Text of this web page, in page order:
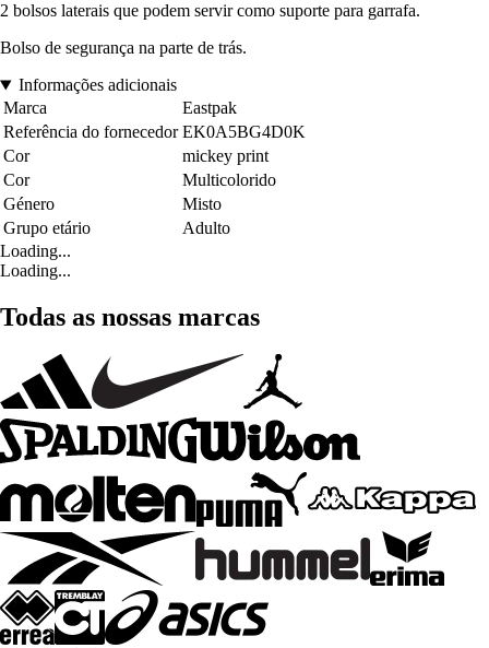
2 bolsos laterais que podem servir como suporte para garrafa.
Bolso de segurança na parte de trás.
Informações adicionais
Marca
Eastpak
Referência do fornecedor EK0A5BG4D0K
Cor
mickey print
Cor
Multicolorido
Género
Misto
Grupo etário
Adulto
Loading...
Loading...
Todas as nossas marcas